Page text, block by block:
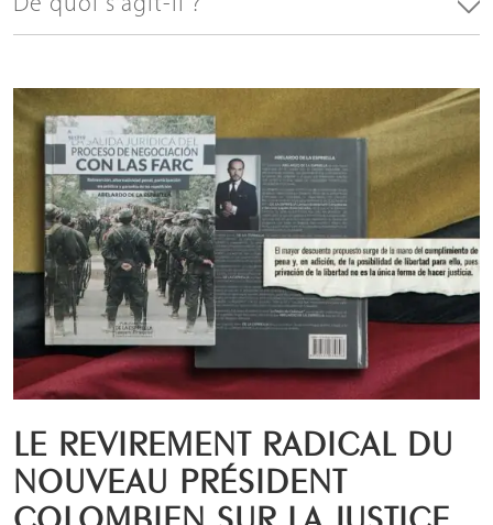
De quoi s'agit-il ?
LE REVIREMENT RADICAL DU
NOUVEAU PRÉSIDENT
COLOMBIEN SUR LA JUSTICE